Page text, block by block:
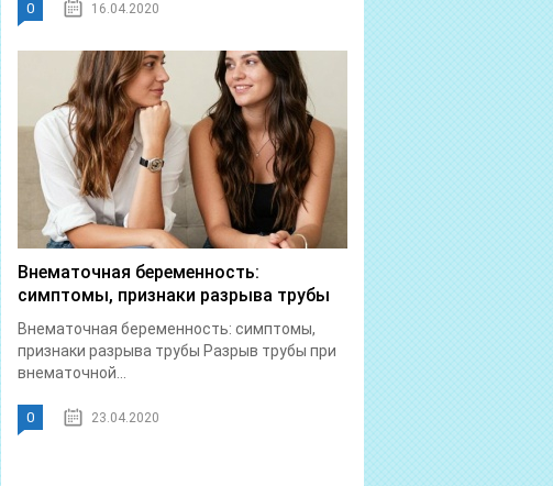
0 16.04.2020
Внематочная беременность:
симптомы, признаки разрыва трубы
Внематочная беременность: симптомы,
признаки разрыва трубы Разрыв трубы при
внематочной...
0 23.04.2020